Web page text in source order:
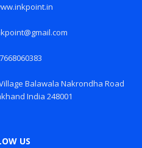
Balawala Nakrondha Road
India 248001
US